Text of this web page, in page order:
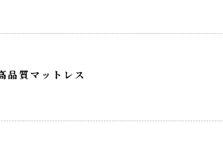
品質マットレス